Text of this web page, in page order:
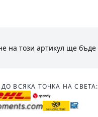
на този артикул ще бъде
ВСЯКА ТОЧКА НА СВЕТА: